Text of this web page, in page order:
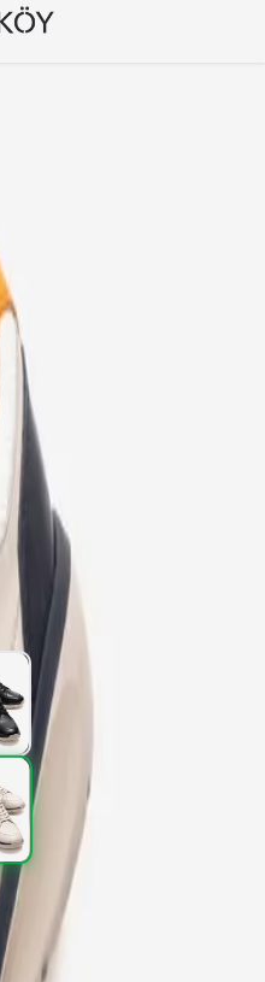
Bej
Bej
EKLE